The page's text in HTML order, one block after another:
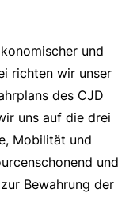
und
richten wir unser
des CJD
uns auf die drei
Mobilität und
und
Bewahrung der